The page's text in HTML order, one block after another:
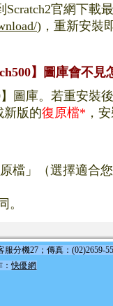
官網下載
)，重新安裝
】圖庫會不見
圖庫。若重安裝
新版的復原檔* ，
檔」（選擇適合
。
服分機27；傳真：(02)2659-
：快優網